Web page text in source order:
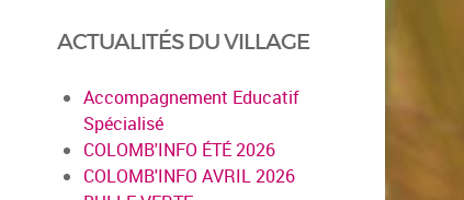
ACTUALITÉS DU VILLAGE
Accompagnement Educatif
Spécialisé
COLOMB'INFO ÉTÉ 2026
COLOMB'INFO AVRIL 2026